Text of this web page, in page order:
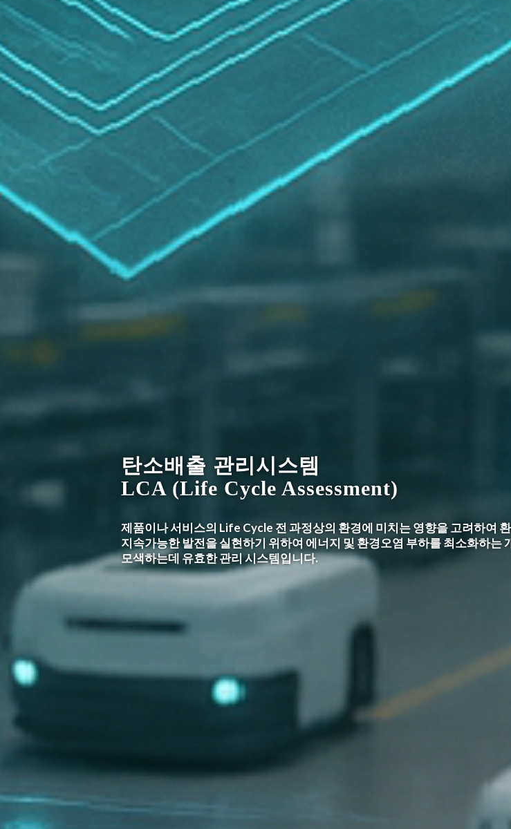
디지털 전환(DX)으로 여는
새로운 Smart Factory
HS SOFT의 차별화 된 서비스와 기술력으로 기업에 맞는
최적화된 스마트팩토리를 구현합니다.